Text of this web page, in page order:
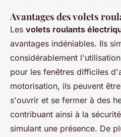
Avantages des volets
Les volets roulants
avantages indéniables. Ils
considérablement
pour les fenêtres difficiles
motorisation, ils peuvent
s'ouvrir et se fermer à des
contribuant ainsi à la
simulant une présence. De